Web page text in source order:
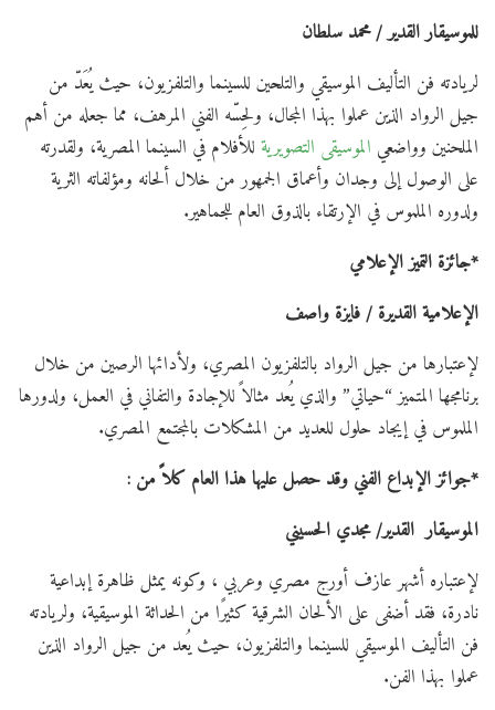
للموسيقار القدير/ محمد سلطان
لريادته فن التأليف الموسيقي والتلحين للسينما والتلفزيون، حيث يُعَدّ من
جيل الرواد الذين عملوا بهذا المجال، ولحِسّه الفني المرهف، مما جعله من أهم
الملحنين وواضعي الموسيقى التصويرية للأفلام في السينما المصرية، ولقدرته
على الوصول إلى وجدان وأعماق الجمهور من خلال ألحانه ومؤلفاته الثرية
ولدوره الملموس في الإرتقاء بالذوق العام للجماهير.
*جائزة التميز الإعلامي
الإعلامية القديرة / فايزة واصف
لإعتبارها من جيل الرواد بالتلفزيون المصري، ولأدائها الرصين من خلال
برنامجها المتميز “حياتي” والذي يُعد مثالاً للإجادة والتفاني في العمل، ولدورها
الملموس في إيجاد حلول للعديد من المشكلات بالمجتمع المصري.
*جوائز الإبداع الفني وقد حصل عليها هذا العام كلاً من :
الموسيقار القدير/ مجدي الحسيني
لإعتباره أشهر عازف أورج مصري وعربي ، وكونه يمثل ظاهرة إبداعية
نادرة، فقد أضفى على الألحان الشرقية كثيرًا من الحداثة الموسيقية، ولريادته
فن التأليف الموسيقي للسينما والتلفزيون، حيث يُعد من جيل الرواد الذين
عملوا بهذا الفن.